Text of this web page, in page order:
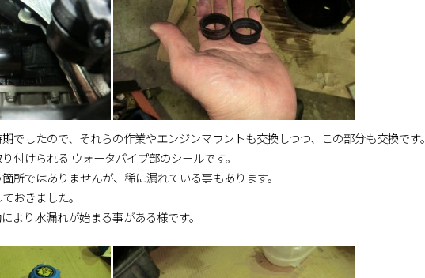
でしたので、それらの作業やエンジンマウントも交換しつつ、この部分も交換です。
付けられる ウォータパイプ部のシールです。
所ではありませんが、稀に漏れている事もあります。
おきました。
より水漏れが始まる事がある様です。